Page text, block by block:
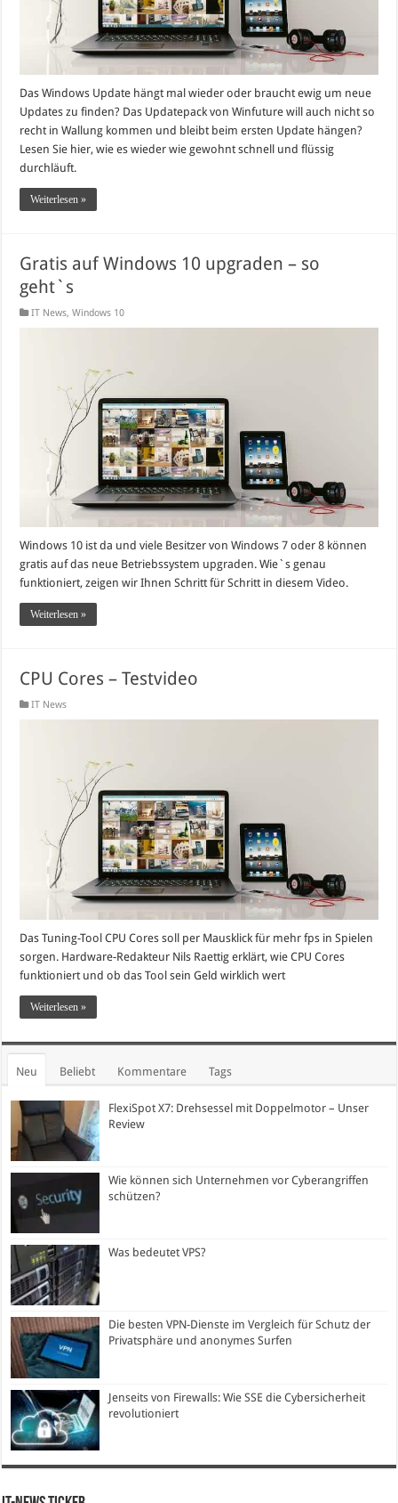
Das Windows Update hängt mal wieder oder braucht ewig um neue
Updates zu finden? Das Updatepack von Winfuture will auch nicht so
recht in Wallung kommen und bleibt beim ersten Update hängen?
Lesen Sie hier, wie es wieder wie gewohnt schnell und flüssig
durchläuft.
Weiterlesen »
Gratis auf Windows 10 upgraden – so
geht`s
IT News,Windows 10
Windows 10 ist da und viele Besitzer von Windows 7 oder 8 können
gratis auf das neue Betriebssystem upgraden. Wie`s genau
funktioniert, zeigen wir Ihnen Schritt für Schritt in diesem Video.
Weiterlesen »
CPU Cores – Testvideo
IT News
Das Tuning-Tool CPU Cores soll per Mausklick für mehr fps in Spielen
sorgen. Hardware-Redakteur Nils Raettig erklärt, wie CPU Cores
funktioniert und ob das Tool sein Geld wirklich wert
Weiterlesen »
Neu Beliebt Kommentare Tags
FlexiSpot X7: Drehsessel mit Doppelmotor – Unser
Review
Wie können sich Unternehmen vor Cyberangriffen
schützen?
Was bedeutet VPS?
Die besten VPN-Dienste im Vergleich für Schutz der
Privatsphäre und anonymes Surfen
Jenseits von Firewalls: Wie SSE die Cybersicherheit
revolutioniert